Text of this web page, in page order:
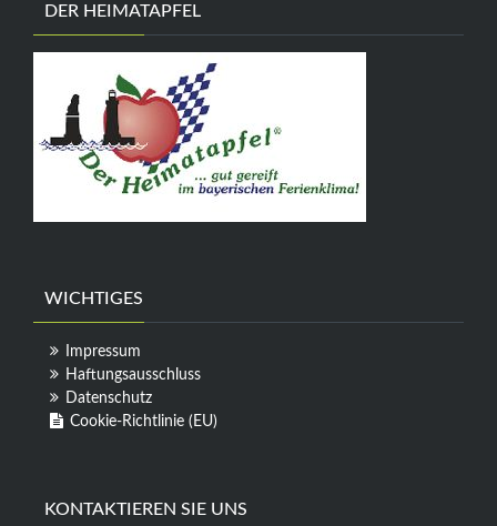
DER HEIMATAPFEL
WICHTIGES
Impressum
Haftungsausschluss
Datenschutz
Cookie-Richtlinie (EU)
KONTAKTIEREN SIE UNS